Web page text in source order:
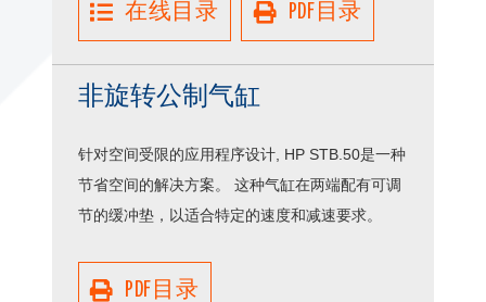
在线目录 PDF目录
非旋转公制气缸
针对空间受限的应用程序设计, HP STB.50是一种
节省空间的解决方案。 这种气缸在两端配有可调
节的缓冲垫，以适合特定的速度和减速要求。
PDF目录